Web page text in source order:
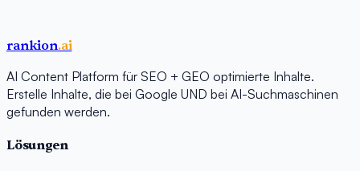
rankion.ai
AI Content Platform für SEO + GEO optimierte Inhalte.
Erstelle Inhalte, die bei Google UND bei AI-Suchmaschinen
gefunden werden.
Lösungen